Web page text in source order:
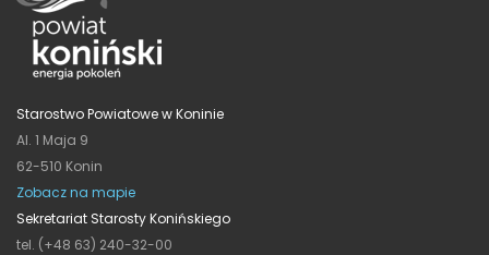
Starostwo Powiatowe w Koninie
Al. 1 Maja 9
62-510 Konin
Zobacz na mapie
Sekretariat Starosty Konińskiego
tel. (+48 63) 240-32-00